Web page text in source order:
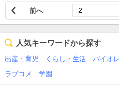
前へ
人気キーワードから探す
出産・育児 くらし・生活 バイオ
ラブコメ
学園